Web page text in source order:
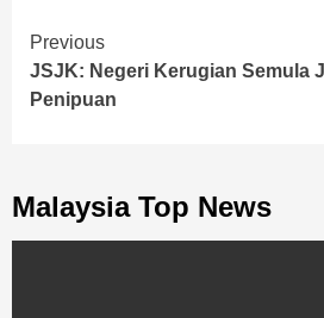
Continue
Reading
Previous
JSJK: Negeri Kerugian Semula
Penipuan
Malaysia Top News